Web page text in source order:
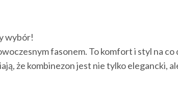
wybór!
fasonem. To komfort i styl na
że kombinezon jest nie tylko elegancki,